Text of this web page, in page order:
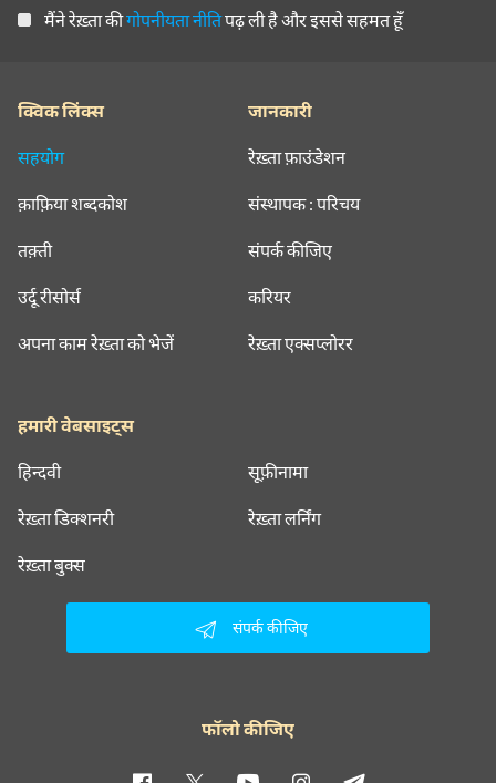
मैंने रेख़्ता कीगोपनीयता नीतिपढ़ ली है और इससे सहमत हूँ
क्विक लिंक्स
सहयोग
क़ाफ़िया शब्दकोश
तक़्ती
उर्दू रीसोर्स
अपना काम रेख़्ता को भेजें
जानकारी
रेख़्ता फ़ाउंडेशन
संस्थापक : परिचय
संपर्क कीजिए
करियर
रेख़्ता एक्सप्लोरर
हमारी वेबसाइट्स
हिन्दवी सूफ़ीनामा
रेख़्ता डिक्शनरी रेख़्ता लर्निंग
रेख़्ता बुक्स
संपर्क कीजिए
फॉलो कीजिए